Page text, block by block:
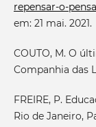
repensar-o-
em: 21 mai. 2021.
COUTO, M. O
Companhia das
FREIRE, P.
Rio de Janeiro,